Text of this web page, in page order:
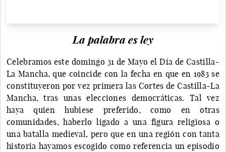
La palabra es ley
Celebramos este domingo 31 de Mayo el Día de Castilla-
La Mancha, que coincide con la fecha en que en 1983 se
constituyeron por vez primera las Cortes de Castilla-La
Mancha, tras unas elecciones democráticas. Tal vez
haya quien hubiese preferido, como en otras
comunidades, haberlo ligado a una figura religiosa o
una batalla medieval, pero que en una región con tanta
historia hayamos escogido como referencia un episodio